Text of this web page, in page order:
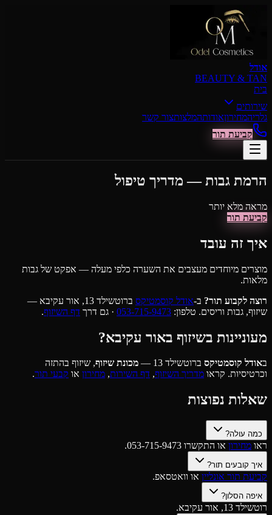
דילוג לתוכן הראשי
אודל
BEAUTY & TAN
בית
שירותים
גלריהמחירוןאודותהמלצותצור קשר
קביעת תור
הרמת גבות — מדריך טיפול
מראה מלא יותר
קביעת תור
איך זה עובד
מוצרים מיוחדים מעצבים את השערה כלפי מעלה — אפקט של גבות
מלאות.
רוצה לקבוע תור? ב-אודל קוסמטיקס
ברוטשילד 13, אור עקיבא —
שיזוף, גבות וריסים. טלפון: 053-715-9473 · גם דרך דף השיזוף.
מעוניינות בשיזוף באור עקיבא?
באודל קוסמטיקס ברוטשילד 13 — מכונת שיזוף, שיזוף בהתזה
וכרטיסיות. קראו מדריך השיזוף, דף השירות, מחירון או קבעי תור.
שאלות נפוצות
כמה עולה?
ראו מחירון או התקשרו 053-715-9473.
איך קובעים תור?
קביעת תור אונליין או וואטסאפ.
איפה הסלון?
רוטשילד 13, אור עקיבא.